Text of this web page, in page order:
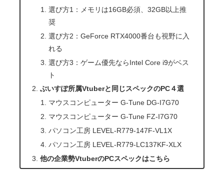
選び方1：メモリは16GB必須、32GB以上推
奨
選び方2：GeForce RTX4000番台も視野に入
れる
選び方3：ゲーム優先ならIntel Core i9がベス
ト
ぶいすぽ所属Vtuberと同じスペックのPC４選
マウスコンピューター G-Tune DG-I7G70
マウスコンピューター G-Tune FZ-I7G70
パソコン工房 LEVEL-R779-147F-VL1X
パソコン工房 LEVEL-R779-LC137KF-XLX
他の企業勢VtuberのPCスペックはこちら